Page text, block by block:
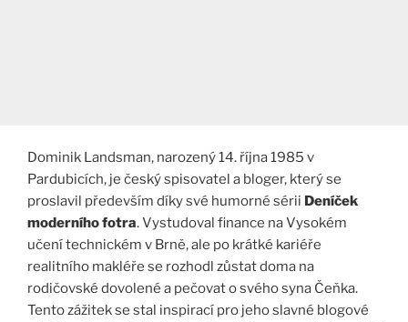
Dominik Landsman, narozený 14. října 1985 v
Pardubicích, je český spisovatel a bloger, který se
proslavil především díky své humorné sérii Deníček
moderního fotra. Vystudoval finance na Vysokém
učení technickém v Brně, ale po krátké kariéře
realitního makléře se rozhodl zůstat doma na
rodičovské dovolené a pečovat o svého syna Čeňka.
Tento zážitek se stal inspirací pro jeho slavné blogové